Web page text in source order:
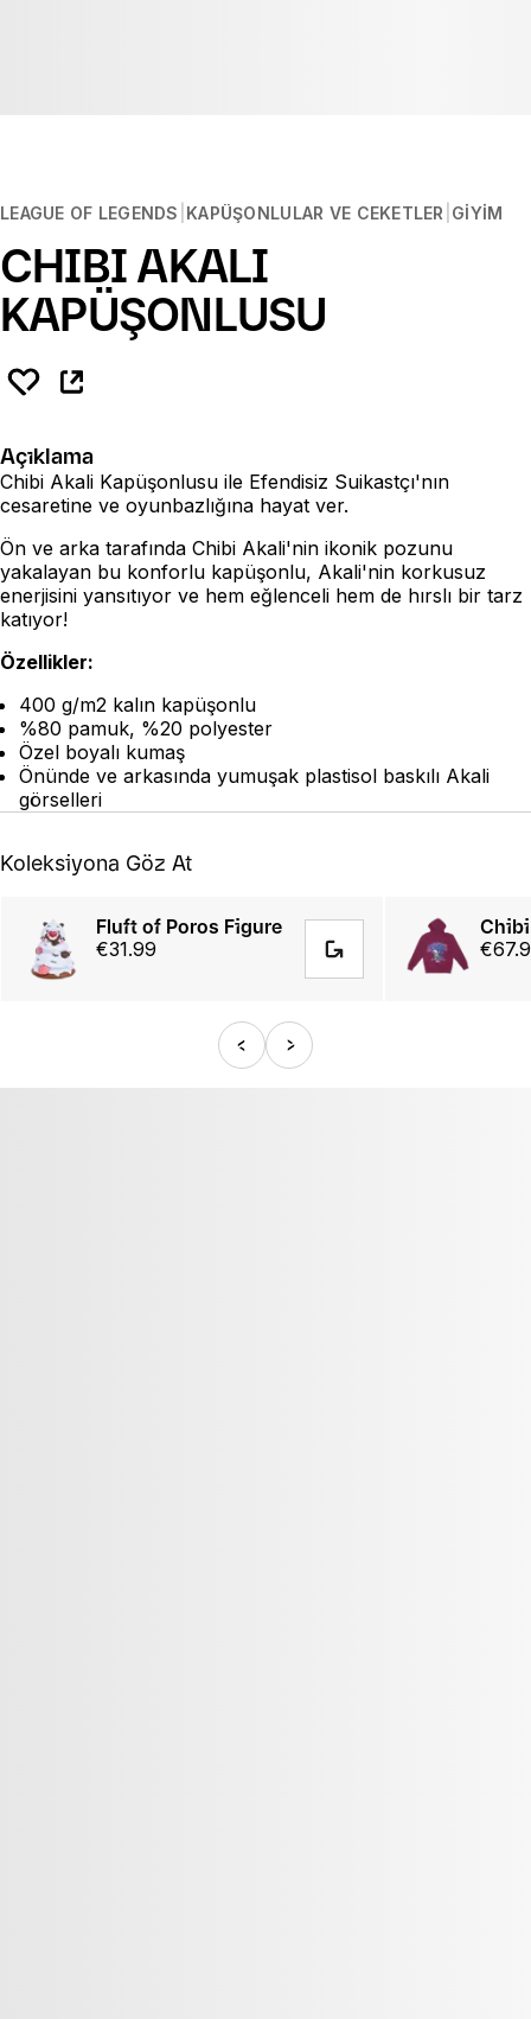
LEAGUE OF LEGENDS KAPÜŞONLULAR VE CEKETLER GIYIM
CHIBI AKALI
KAPÜŞONLUSU
Açıklama
Chibi Akali Kapüşonlusu ile Efendisiz Suikastçı'nın
cesaretine ve oyunbazlığına hayat ver.
Ön ve arka tarafında Chibi Akali'nin ikonik pozunu
yakalayan bu konforlu kapüşonlu, Akali'nin korkusuz
enerjisini yansıtıyor ve hem eğlenceli hem de hırslı bir tarz
katıyor!
Özellikler:
400 g/m2 kalın kapüşonlu
%80 pamuk, %20 polyester
Özel boyalı kumaş
Önünde ve arkasında yumuşak plastisol baskılı Akali
görselleri
Koleksiyona Göz At
Fluft of Poros Figure
€31.99